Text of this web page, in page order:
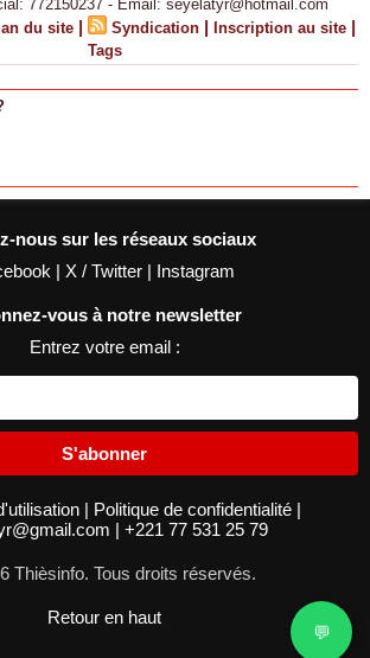
772150237 - Email: seyelatyr@hotmail.com
du site | Syndication | Inscription au site |
Tags
nous sur les réseaux sociaux
| X / Twitter | Instagram
vous à notre newsletter
Entrez votre email :
S'abonner
| Politique de confidentialité |
| +221 77 531 25 79
Thièsinfo. Tous droits réservés.
Retour en haut
💬